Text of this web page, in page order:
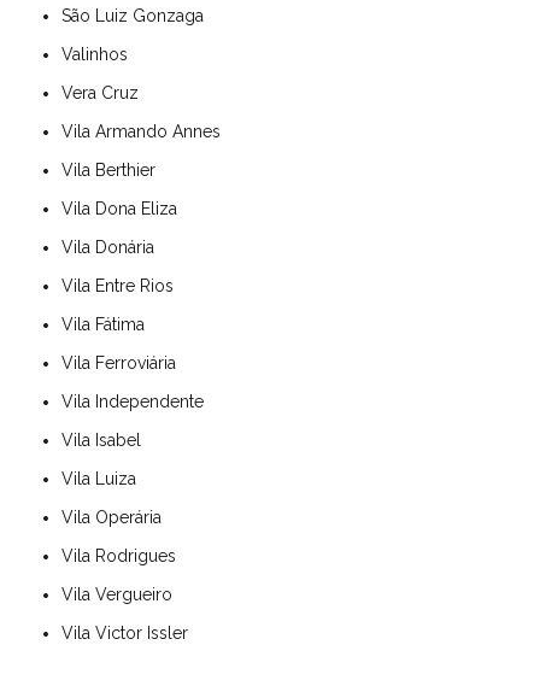
São Luiz Gonzaga
Valinhos
Vera Cruz
Vila Armando Annes
Vila Berthier
Vila Dona Eliza
Vila Donária
Vila Entre Rios
Vila Fátima
Vila Ferroviária
Vila Independente
Vila Isabel
Vila Luiza
Vila Operária
Vila Rodrigues
Vila Vergueiro
Vila Victor Issler